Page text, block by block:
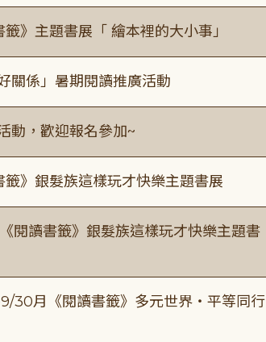
》主題書展「 繪本裡的大小事」
關係」暑期閱讀推廣活動
動，歡迎報名參加~
籤》銀髮族這樣玩才快樂主題書展
閱讀書籤》銀髮族這樣玩才快樂主題書
9/30月《閱讀書籤》多元世界・平等同行